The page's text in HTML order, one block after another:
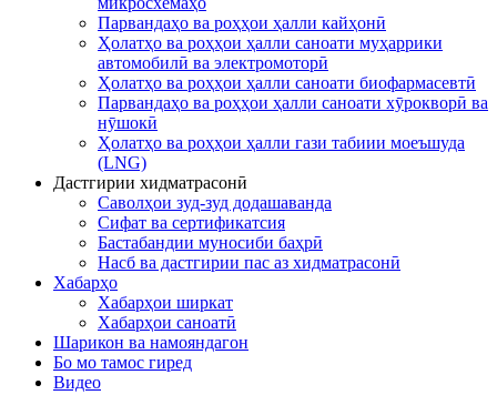
Парвандаҳо ва роҳҳои ҳалли кайҳонӣ
Ҳолатҳо ва роҳҳои ҳалли саноати муҳаррики
автомобилӣ ва электромоторӣ
Ҳолатҳо ва роҳҳои ҳалли саноати биофармасевтӣ
Парвандаҳо ва роҳҳои ҳалли саноати хӯрокворӣ ва
нӯшокӣ
Ҳолатҳо ва роҳҳои ҳалли гази табиии моеъшуда
(LNG)
Дастгирии хидматрасонӣ
Саволҳои зуд-зуд додашаванда
Сифат ва сертификатсия
Бастабандии муносиби баҳрӣ
Насб ва дастгирии пас аз хидматрасонӣ
Хабарҳо
Хабарҳои ширкат
Хабарҳои саноатӣ
Шарикон ва намояндагон
Бо мо тамос гиред
Видео